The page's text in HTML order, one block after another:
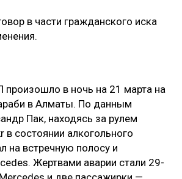
либо средство
воздействия на
заключается в
причиненных нравственных
не в усилении карательного
на причинителя вреда, —
постановлении суда.
в части гражданского иска